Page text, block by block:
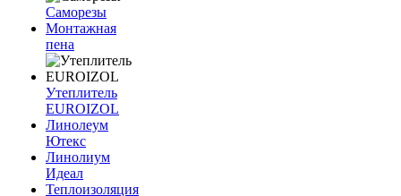
Саморезы
Монтажная
пена
Утеплитель
EUROIZOL
Линолеум
Ютекс
Линолиум
Идеал
Теплоизоляция